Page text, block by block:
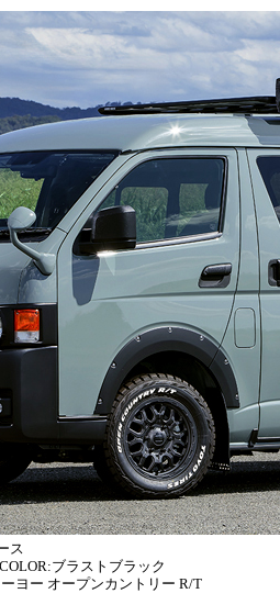
ス
ブラストブラック
ヨー オープンカントリー R/T